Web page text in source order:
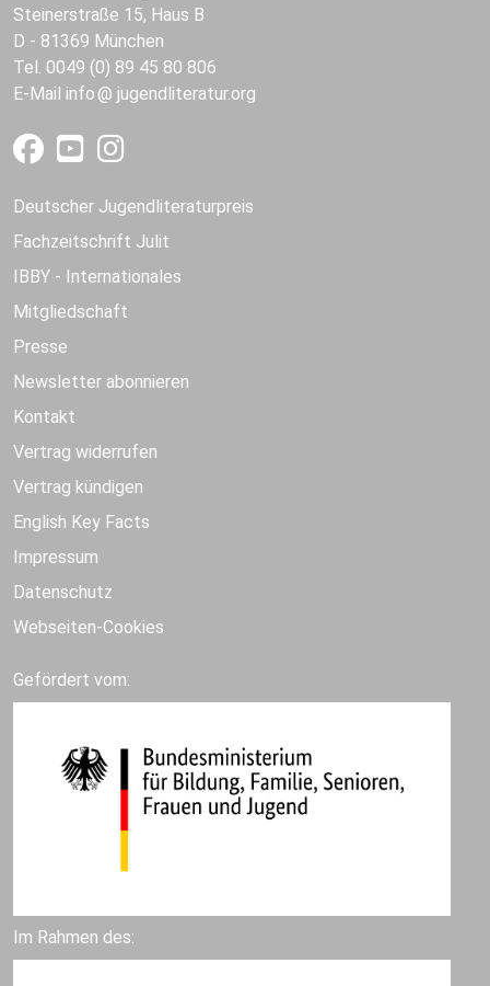
Steinerstraße 15, Haus B
D - 81369 München
Tel. 0049 (0) 89 45 80 806
E-Mail info jugendliteratur.org
Deutscher Jugendliteraturpreis
Fachzeitschrift Julit
IBBY - Internationales
Mitgliedschaft
Presse
Newsletter abonnieren
Kontakt
Vertrag widerrufen
Vertrag kündigen
English Key Facts
Impressum
Datenschutz
Webseiten-Cookies
Gefördert vom:
Im Rahmen des: